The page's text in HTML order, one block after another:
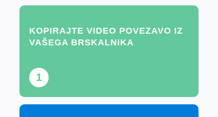
1
KOPIRAJTE VIDEO POVEZAVO IZ
VAŠEGA BRSKALNIKA